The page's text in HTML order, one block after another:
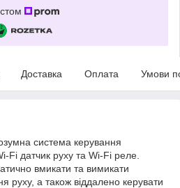
Доставка Оплата Умови
система керування
Fi датчик руху та Wi-Fi реле.
вмикати та вимикати
руху, а також віддалено керувати